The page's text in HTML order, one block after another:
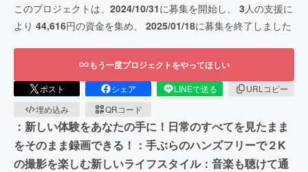
このプロジェクトは、 2024/10/31に募集を開始し、 3 人の支援に
より 44,616円の資金を集め、 2025/01/18に募集を終了しました
もう一度プロジェクトをやってほしい
ポスト シェア LINEで送る
URLコピー
埋め込み
QRコード
：新しい体験をあなたの手に！日常のすべてを見たまま
をそのまま録画できる！：手ぶらのハンズフリーで２K
の撮影を楽しむ新しいライフスタイル：音楽も聴けて通